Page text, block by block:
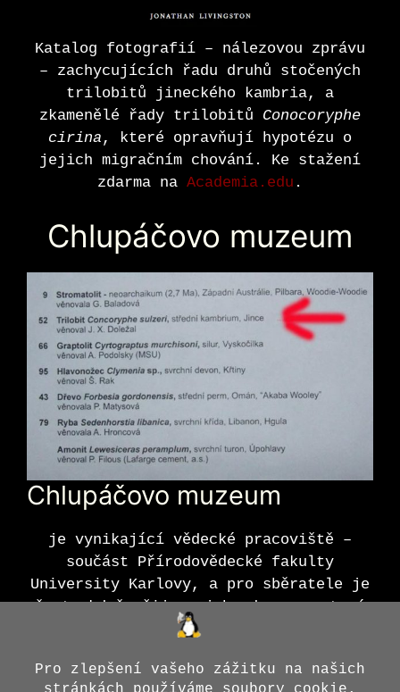
Katalog fotografií – nálezovou zprávu
– zachycujících řadu druhů stočených
trilobitů jineckého kambria, a
zkamenělé řady trilobitů Conocoryphe
cirina , které opravňují hypotézu o
jejich migračním chování. Ke stažení
zdarma na Academia.edu .
Chlupáčovo muzeum
Chlupáčovo muzeum
je vynikající vědecké pracoviště –
součást Přírodovědecké fakulty
University Karlovy, a pro sběratele je
čest, když přijmou jeho dar a vystaví
jej.